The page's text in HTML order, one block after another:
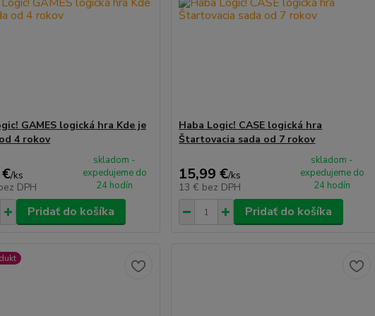
GAMES logická hra Kde je
4 rokov
/ks
DPH
skladom -
expedujeme do
24 hodín
Pridať do košíka
Haba Logic! CASE logická hra
Štartovacia sada od 7 rokov
15,99 €/ks
13 € bez DPH
skladom -
expedujeme do
24 hodín
Pridať do košíka